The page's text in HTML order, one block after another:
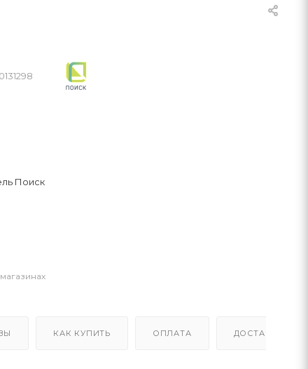
Поиск
КАК КУПИТЬ ОПЛАТА ДОСТАВКА